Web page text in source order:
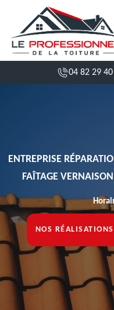
04 82 29
ENTREPRISE
FAÎTAGE
NOS RÉALISATIONS